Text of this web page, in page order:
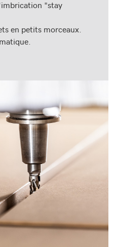
"stay
en petits morceaux.